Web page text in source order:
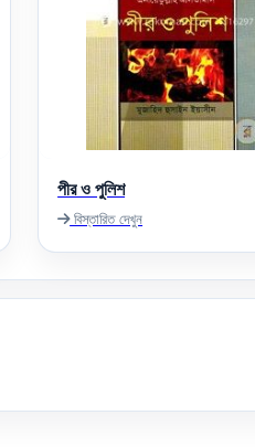
পীর ও পুলিশ
বিস্তারিত দেখুন